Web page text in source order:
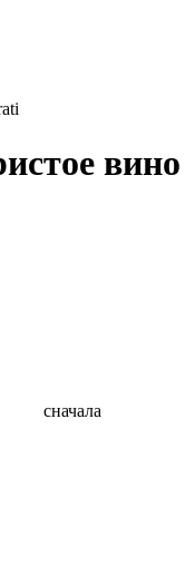
вино
сначала